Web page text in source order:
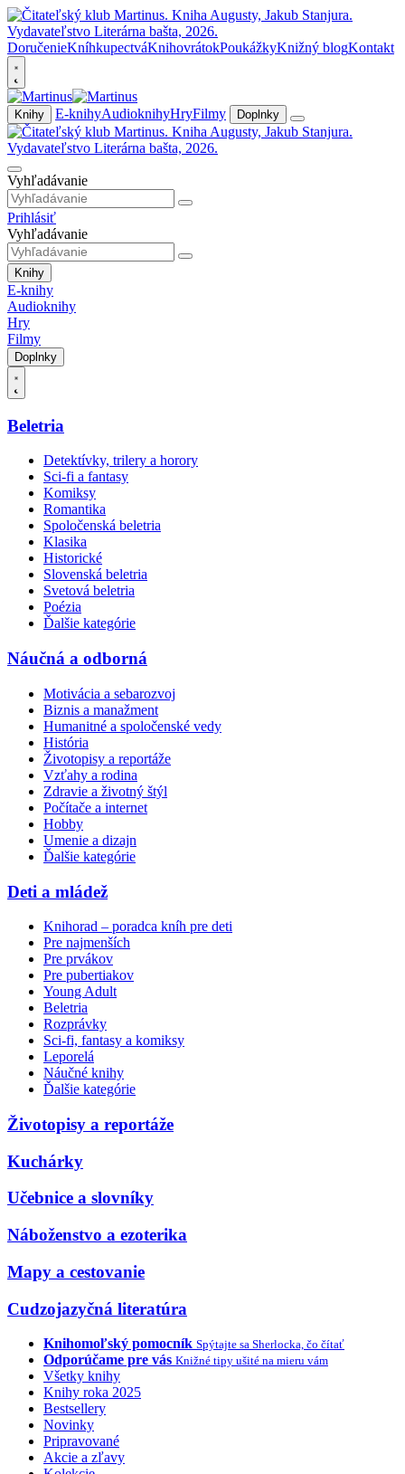
DoručenieKníhkupectváKnihovrátokPoukážkyKnižný blogKontakt
Knihy E-knihyAudioknihyHryFilmy Doplnky
Vyhľadávanie
Prihlásiť
Vyhľadávanie
Knihy
E-knihy
Audioknihy
Hry
Filmy
Doplnky
Beletria
Detektívky, trilery a horory
Sci-fi a fantasy
Komiksy
Romantika
Spoločenská beletria
Klasika
Historické
Slovenská beletria
Svetová beletria
Poézia
Ďalšie kategórie
Náučná a odborná
Motivácia a sebarozvoj
Biznis a manažment
Humanitné a spoločenské vedy
História
Životopisy a reportáže
Vzťahy a rodina
Zdravie a životný štýl
Počítače a internet
Hobby
Umenie a dizajn
Ďalšie kategórie
Deti a mládež
Knihorad – poradca kníh pre deti
Pre najmenších
Pre prvákov
Pre pubertiakov
Young Adult
Beletria
Rozprávky
Sci-fi, fantasy a komiksy
Leporelá
Náučné knihy
Ďalšie kategórie
Životopisy a reportáže
Kuchárky
Učebnice a slovníky
Náboženstvo a ezoterika
Mapy a cestovanie
Cudzojazyčná literatúra
Knihomoľský pomocník Spýtajte sa Sherlocka, čo čítať
Odporúčame pre vás Knižné tipy ušité na mieru vám
Všetky knihy
Knihy roka 2025
Bestsellery
Novinky
Pripravované
Akcie a zľavy